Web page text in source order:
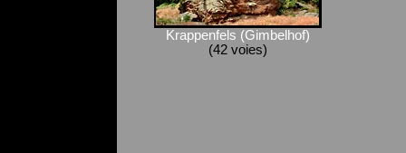
Krappenfels (Gimbelhof)
(42 voies)